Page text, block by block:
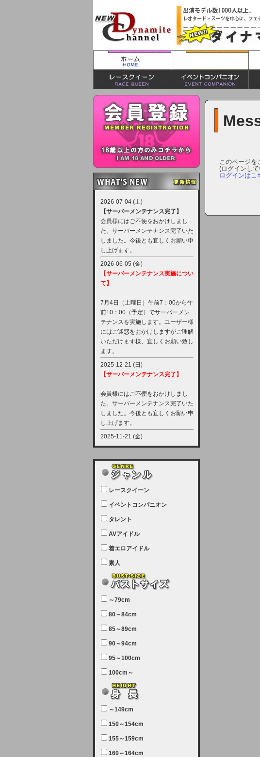
2026-07-04 (土)
【サーバーメンテナンス完了】
会員様にはご不便をおかけしまし
た。サーバーメンテナンス完了いた
しました。今後とも宜しくお願い申
し上げます。
2026-06-05 (金)
【サーバーメンテナンス実施につい
て】
7月4日（土曜日）午前7：00から午
前10：00（予定）でサーバーメン
テナンスを実施します。ユーザー様
にはご迷惑をおかけしますがご理解
いただけます様、宜しくお願い致し
ます。
2025-12-21 (日)
【サーバーメンテナンス完了】
会員様にはご不便をおかけしまし
た。サーバーメンテナンス完了いた
しました。今後とも宜しくお願い申
し上げます。
2025-11-21 (金)
【サーバーメンテナンス実施につい
12月21日（日曜日）午前9：00か
ら午前11：00（予定）でサーバー
メンテナンスを実施します。ユーザ
ー様にはご迷惑をおかけしますがご
理解いただけます様、宜しくお願い
致します。
2025-07-05 (土)
【サーバーメンテナンス完了のお知
本日、サーバーメンテナンスのため
ユーザー様には大変ご迷惑をおかけ
しました。無事、メンテナンスが完
致します。
2025-06-11 (水)
【サーバーメンテナンス実施につい
7月5日（土曜日）午前7：00から午
テナンスを実施します。ユーザー様
にはご迷惑をおかけしますがご理解
いただけます様、宜しくお願い致し
【クレジットカード決済について
②】
レースクイーン
イベントコンパニオン
タレント
AVアイドル
着エロアイドル
素人
～79cm
80～84cm
85～89cm
90～94cm
95～100cm
100cm～
～149cm
150～154cm
155～159cm
160～164cm
このページを
(ログインし
ログインはこ